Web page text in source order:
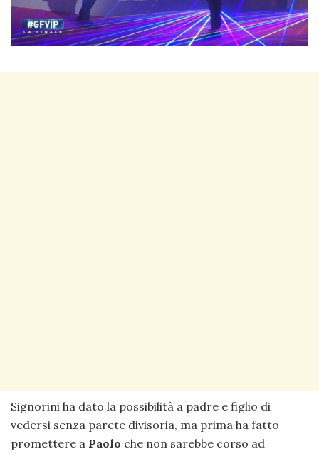
Signorini ha dato la possibilità a padre e figlio di
vedersi senza parete divisoria, ma prima ha fatto
promettere a Paolo che non sarebbe corso ad